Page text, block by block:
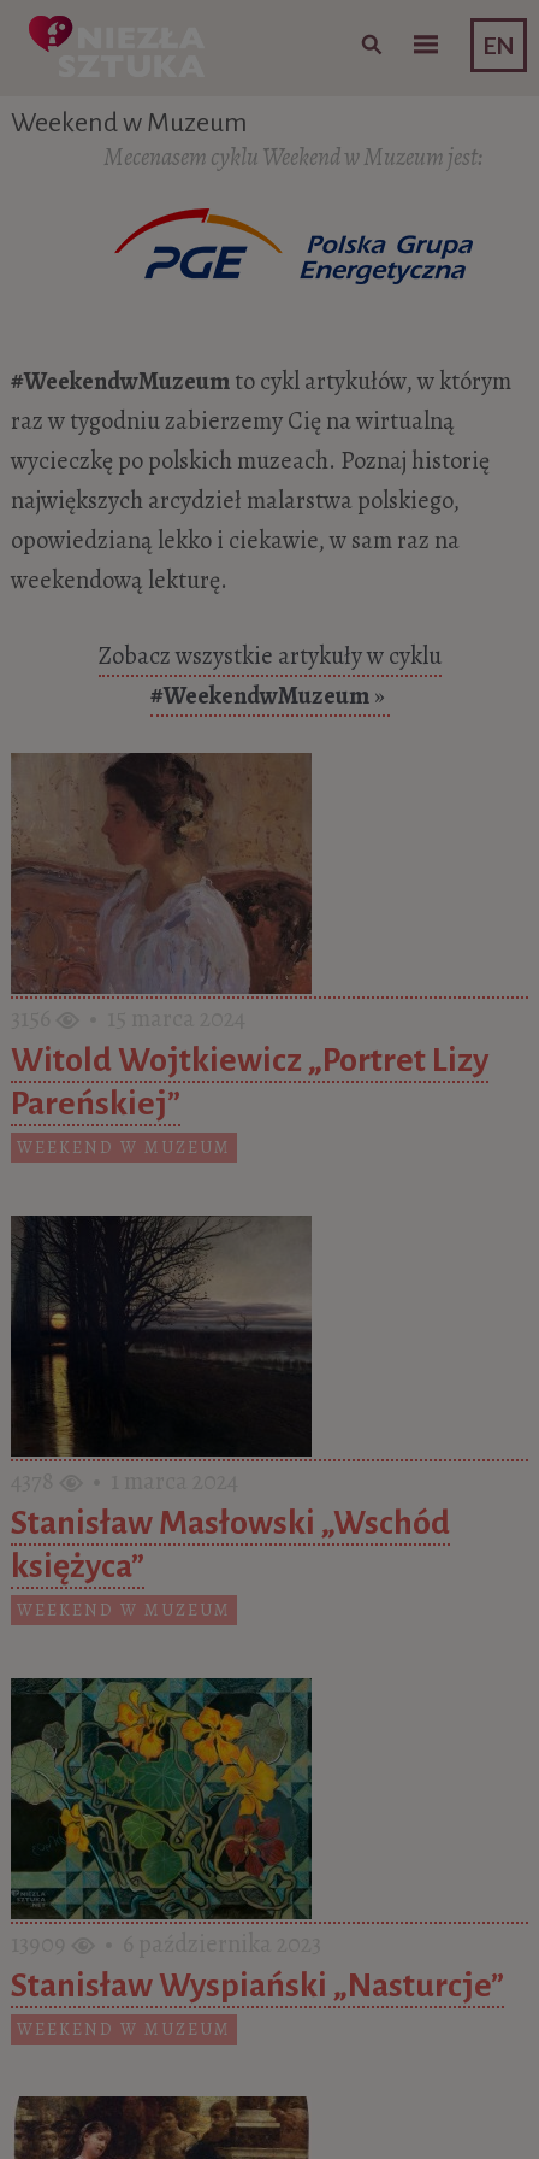
EN
Skip to content
Weekend w Muzeum
Mecenasem cyklu Weekend w Muzeum jest:
#WeekendwMuzeumto cykl artykułów, w którym
raz w tygodniu zabierzemy Cię na wirtualną
wycieczkę po polskich muzeach. Poznaj historię
największych arcydzieł malarstwa polskiego,
opowiedzianą lekko i ciekawie, w sam raz na
weekendową lekturę.
Zobacz wszystkie artykuły w cyklu
#WeekendwMuzeum»
Witold Wojtkiewicz „Portret Lizy
Pareńskiej”
WEEKEND W MUZEUM
Stanisław Masłowski „Wschód
księżyca”
WEEKEND W MUZEUM
Stanisław Wyspiański „Nasturcje”
WEEKEND W MUZEUM